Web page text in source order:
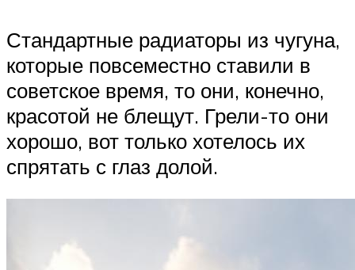
Стандартные радиаторы из чугуна,
которые повсеместно ставили в
советское время, то они, конечно,
красотой не блещут. Грели-то они
хорошо, вот только хотелось их
спрятать с глаз долой.